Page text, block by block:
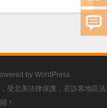
by WordPress
受北美法律保護，若訪客地區法
！